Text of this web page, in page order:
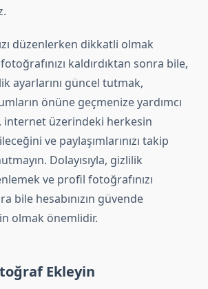
düzenlerken dikkatli olmak
kaldırdıktan sonra bile,
ayarlarını güncel tutmak,
önüne geçmenize yardımcı
internet üzerindeki herkesin
ve paylaşımlarınızı takip
Dolayısıyla, gizlilik
ve profil fotoğrafınızı
bile hesabınızın güvende
olmak önemlidir.
Ekleyin